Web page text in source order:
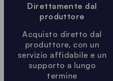
Direttamente dal
produttore
Acquisto diretto dal
produttore, con un
servizio affidabile e un
supporto a lungo
termine